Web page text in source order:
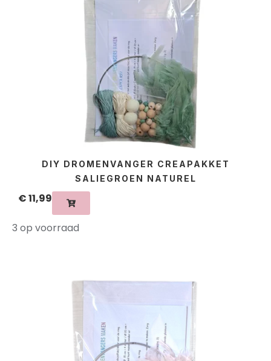
DIY DROMENVANGER CREAPAKKET
SALIEGROEN NATUREL
€11,99
3 op voorraad